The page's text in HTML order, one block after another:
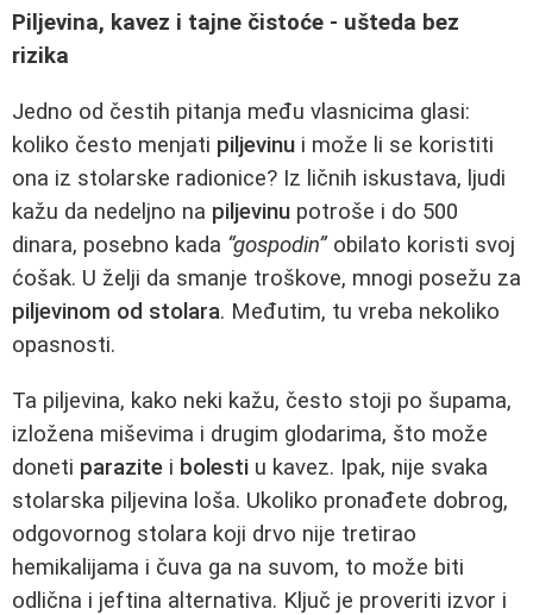
Piljevina, kavez i tajne čistoće - ušteda bez
rizika
Jedno od čestih pitanja među vlasnicima glasi:
koliko često menjati piljevinu i može li se koristiti
ona iz stolarske radionice? Iz ličnih iskustava, ljudi
kažu da nedeljno na piljevinu potroše i do 500
dinara, posebno kada “gospodin”obilato koristi svoj
ćošak. U želji da smanje troškove, mnogi posežu za
piljevinom od stolara. Međutim, tu vreba nekoliko
opasnosti.
Ta piljevina, kako neki kažu, često stoji po šupama,
izložena miševima i drugim glodarima, što može
doneti parazite i bolesti u kavez. Ipak, nije svaka
stolarska piljevina loša. Ukoliko pronađete dobrog,
odgovornog stolara koji drvo nije tretirao
hemikalijama i čuva ga na suvom, to može biti
odlična i jeftina alternativa. Ključ je proveriti izvor i